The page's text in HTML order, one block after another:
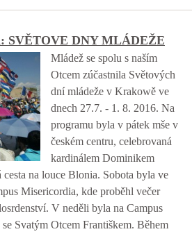
SVĚTOVE DNY MLÁDEŽE
Mládež se spolu s naším
Otcem zúčastnila Světových
dní mládeže v Krakowě ve
dnech 27.7. - 1. 8. 2016. Na
programu byla v pátek mše v
českém centru, celebrovaná
kardinálem Dominikem
na louce Blonia. Sobota byla ve
Misericordia, kde proběhl večer
V neděli byla na Campus
Svatým Otcem Františkem. Během